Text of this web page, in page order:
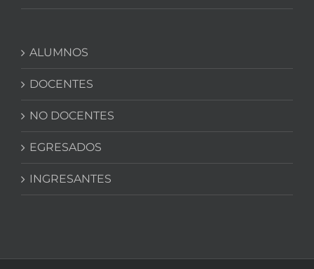
ALUMNOS
DOCENTES
NO DOCENTES
EGRESADOS
INGRESANTES